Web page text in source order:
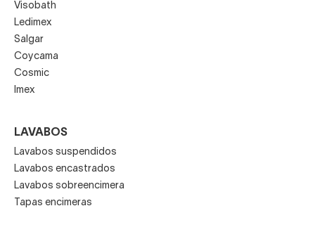
Visobath
Ledimex
Salgar
Coycama
Cosmic
Imex
LAVABOS
Lavabos suspendidos
Lavabos encastrados
Lavabos sobreencimera
Tapas encimeras